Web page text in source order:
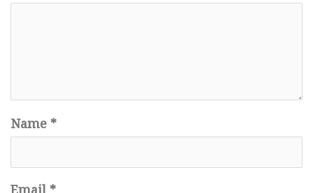
Name *